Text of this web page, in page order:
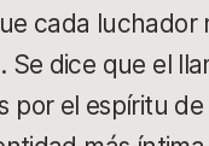
cada luchador
dice que el
por el espíritu